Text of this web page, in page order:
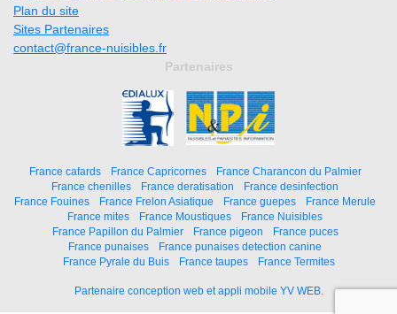
Plan du site
Sites Partenaires
contact@france-nuisibles.fr
Partenaires
France cafards France Capricornes
France Charancon du Palmier
France chenilles
France deratisation
France desinfection
France Fouines
France Frelon Asiatique France guepes
France Merule
France mites
France Moustiques
France Nuisibles
France Papillon du Palmier
France pigeon
France puces
France punaises
France punaises detection canine
France Pyrale du Buis
France taupes France Termites
Partenaire conception web et appli mobile YV WEB.